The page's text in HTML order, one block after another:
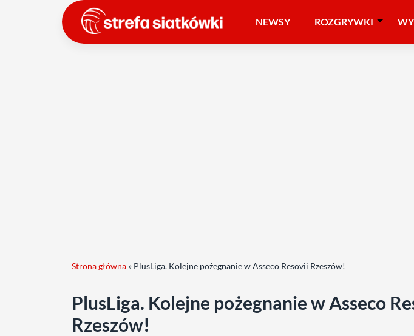
NEWSY ROZGRYWKI
Strona główna » PlusLiga. Kolejne pożegnanie w Asseco Resovii Rzeszów!
PlusLiga. Kolejne pożegnanie w Asseco
Rzeszów!